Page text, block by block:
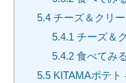
5.4チーズ＆クリ
5.4.1 チーズ＆
5.4.2 食べてみ
5.5KITAMAポテト